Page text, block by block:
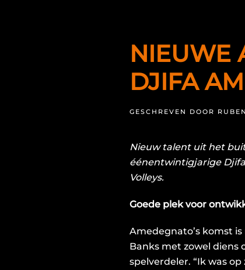
NIEUWE
DJIFA
GESCHREVEN DOOR
Nieuw talent uit het
éénentwintigjarige
Volleys.
Goede plek voor
Amedegnato’s komst
Banks met zowel diens
spelverdeler. “Ik was